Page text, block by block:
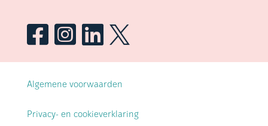
   
Algemene voorwaarden
Privacy- en cookieverklaring